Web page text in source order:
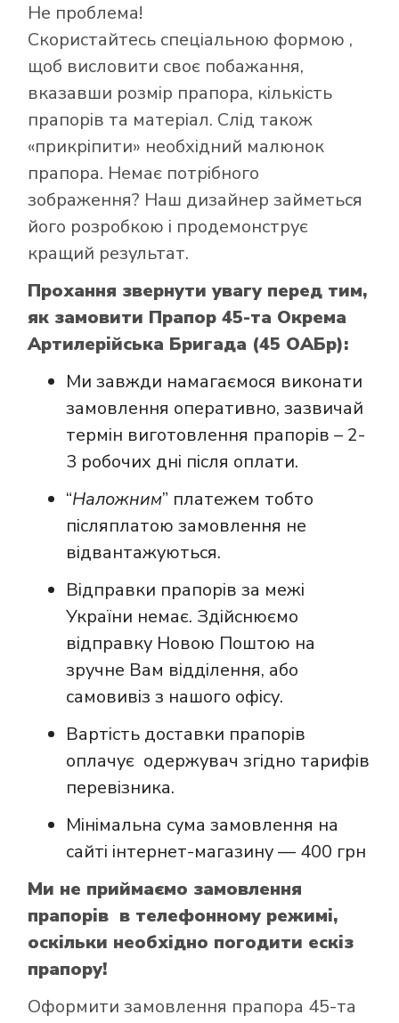
Не проблема!
Скористайтесь спеціальною формою ,
щоб висловити своє побажання,
вказавши розмір прапора, кількість
прапорів та матеріал. Слід також
«прикріпити» необхідний малюнок
прапора. Немає потрібного
зображення? Наш дизайнер займеться
його розробкою і продемонструє
кращий результат.
Прохання звернути увагу перед тим,
як замовити Прапор 45-та Окрема
Артилерійська Бригада (45 ОАБр):
Ми завжди намагаємося виконати
замовлення оперативно, зазвичай
термін виготовлення прапорів – 2-
3 робочих дні після оплати.
“Наложним” платежем тобто
післяплатою замовлення не
відвантажуються.
Відправки прапорів за межі
України немає. Здійснюємо
відправку Новою Поштою на
зручне Вам відділення, або
самовивіз з нашого офісу.
Вартість доставки прапорів
оплачує одержувач згідно тарифів
перевізника.
Мінімальна сума замовлення на
сайті інтернет-магазину — 400 грн
Ми не приймаємо замовлення
прапорів в телефонному режимі,
оскільки необхідно погодити ескіз
прапору!
Оформити замовлення прапора 45-та
Як купити прапор
в інтернет-
магазині Лакор: